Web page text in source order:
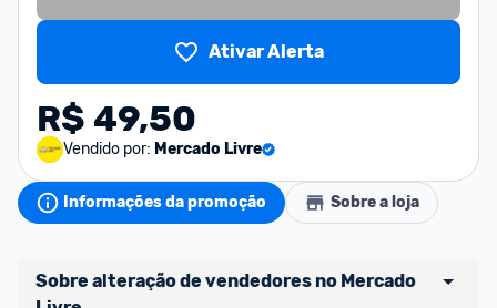
Ativar Alerta
R$ 49,50
Vendido por: Mercado Livre
Informações da promoção Sobre a loja
Sobre alteração de vendedores no Mercado